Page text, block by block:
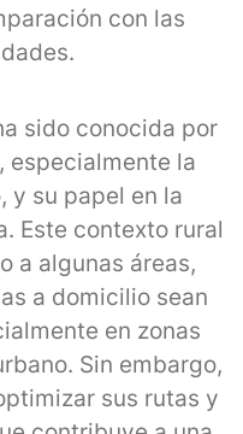
con las
sido conocida por
especialmente la
y su papel en la
Este contexto rural
a algunas áreas,
a domicilio sean
en zonas
Sin embargo,
sus rutas y